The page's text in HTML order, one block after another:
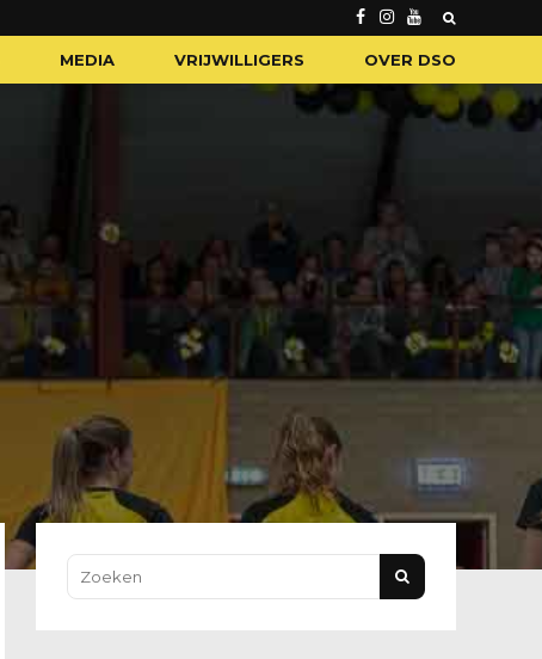
MEDIA VRIJWILLIGERS OVER DSO